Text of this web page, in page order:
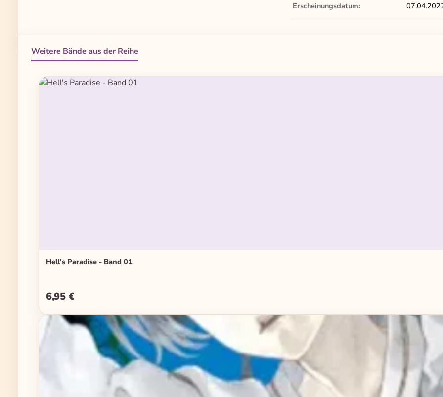
Erscheinungsdatum:
Weitere Bände aus der Reihe
Produktgalerie überspringen
Hell's Paradise - Band 01
Regulärer Preis:
6,95 €